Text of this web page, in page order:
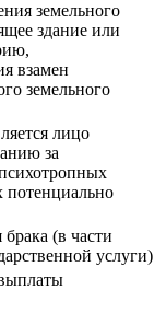
земельного
здание или
взамен
земельного
лицо
за
потенциально
(в части
услуги)